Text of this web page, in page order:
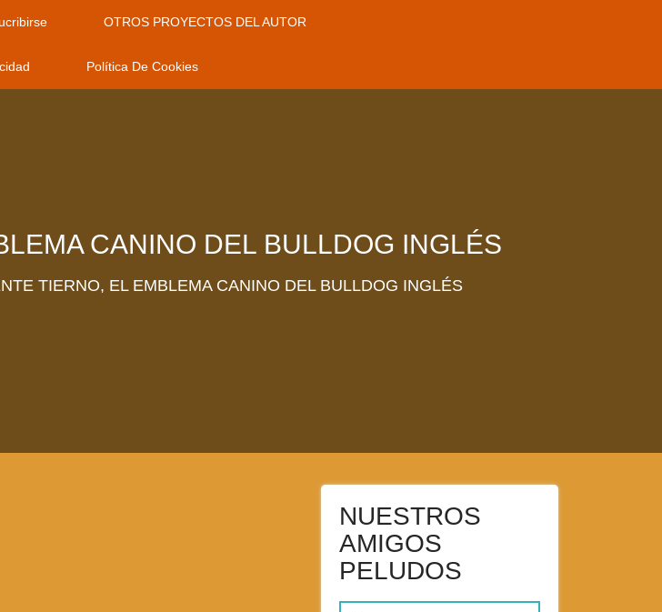
OTROS PROYECTOS DEL AUTOR
Política De Cookies
CANINO DEL BULLDOG INGLÉS
TIERNO, EL EMBLEMA CANINO DEL BULLDOG INGLÉS
NUESTROS
AMIGOS
PELUDOS